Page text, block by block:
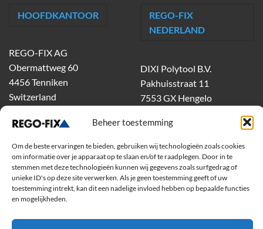
Beheer toestemming
Om de beste ervaringen te bieden, gebruiken wij technologieën zoals cookies
om informatie over je apparaat op te slaan en/of te raadplegen. Door in te
stemmen met deze technologieën kunnen wij gegevens zoals surfgedrag of
unieke ID's op deze site verwerken. Als je geen toestemming geeft of uw
toestemming intrekt, kan dit een nadelige invloed hebben op bepaalde functies
en mogelijkheden.
HOOFDKANTOOR
REGO-FIX AG
Obermattweg 60
4456 Tenniken
Switzerland
REGO-FIX
NEDERLAND
DIXI Polytool B.V.
Pakhuisstraat 11
7553 GX Hengelo
dixiholland@dixi.com
www.dixipolytool.com
Volg ons op Youtube
Volg ons op Linkedin